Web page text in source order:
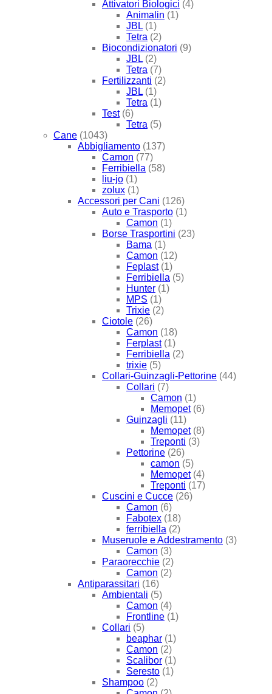
Attivatori Biologici (4)
Animalin (1)
JBL (1)
Tetra (2)
Biocondizionatori (9)
JBL (2)
Tetra (7)
Fertilizzanti (2)
JBL (1)
Tetra (1)
Test (6)
Tetra (5)
Cane (1043)
Abbigliamento (137)
Camon (77)
Ferribiella (58)
liu-jo (1)
zolux (1)
Accessori per Cani (126)
Auto e Trasporto (1)
Camon (1)
Borse Trasportini (23)
Bama (1)
Camon (12)
Feplast (1)
Ferribiella (5)
Hunter (1)
MPS (1)
Trixie (2)
Ciotole (26)
Camon (18)
Ferplast (1)
Ferribiella (2)
trixie (5)
Collari-Guinzagli-Pettorine (44)
Collari (7)
Camon (1)
Memopet (6)
Guinzagli (11)
Memopet (8)
Treponti (3)
Pettorine (26)
camon (5)
Memopet (4)
Treponti (17)
Cuscini e Cucce (26)
Camon (6)
Fabotex (18)
ferribiella (2)
Museruole e Addestramento (3)
Camon (3)
Paraorecchie (2)
Camon (2)
Antiparassitari (16)
Ambientali (5)
Camon (4)
Frontline (1)
Collari (5)
beaphar (1)
Camon (2)
Scalibor (1)
Seresto (1)
Shampoo (2)